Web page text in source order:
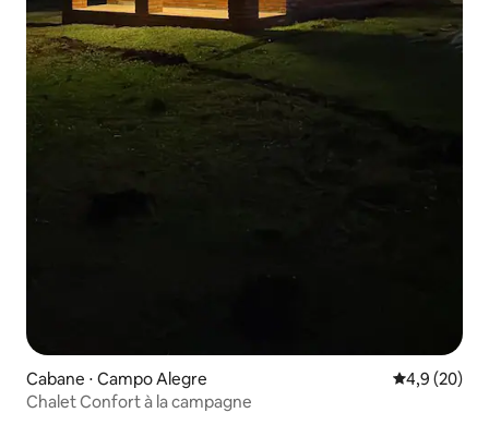
Cabane ⋅ Campo Alegre Évaluation
4,9 (20)
Chalet Confort à la campagne